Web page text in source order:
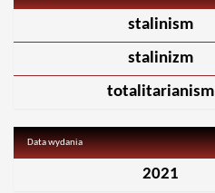
stalinism
stalinizm
totalitarianism
Data wydania
2021